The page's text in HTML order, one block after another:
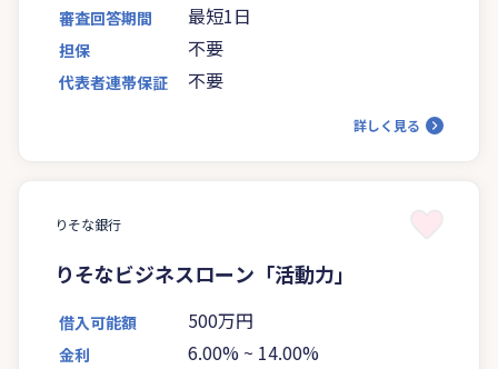
審査回答期間 最短1日
担保 不要
代表者連帯保証 不要
詳しく見る
りそな銀行
りそなビジネスローン「活動力」
借入可能額 500万円
金利 6.00% ~ 14.00%